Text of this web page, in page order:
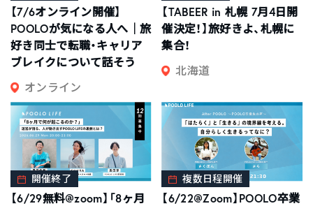
【7/6オンライン開催】
POOLOが気になる人へ｜旅
好き同士で転職・キャリア
ブレイクについて話そう
オンライン
【TABEER in 札幌 7月4日開
催決定！】旅好きよ、札幌に
集合！
北海道
開催終了
【6/29無料@zoom】「8ヶ月
複数日程開催
【6/22@Zoom】POOLO卒業